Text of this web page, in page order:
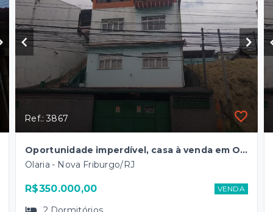
Ref.: 3867
Oportunidade imperdível, casa à venda em Olaria
Olaria - Nova Friburgo/RJ
R$350.000,00 VENDA